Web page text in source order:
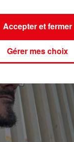
Gérer mes choix
Accepter et fermer